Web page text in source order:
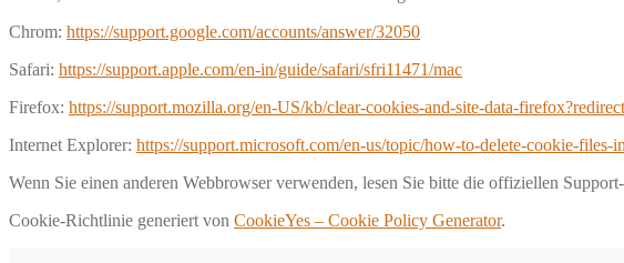
Chrom: https://support.google.com/accounts/answer/32050
Safari: https://support.apple.com/en-in/guide/safari/sfri11471/mac
Firefox: https://support.mozilla.org/en-US/kb/clear-cookies-and-site-data-
Internet Explorer: https://support.microsoft.com/en-us/topic/how-to-delete-cookie-
Wenn Sie einen anderen Webbrowser verwenden, lesen Sie bitte die offiziellen
Cookie-Richtlinie generiert von CookieYes – Cookie Policy Generator.